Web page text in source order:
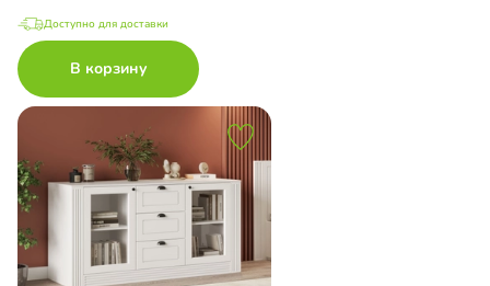
Доступно для доставки
В корзину